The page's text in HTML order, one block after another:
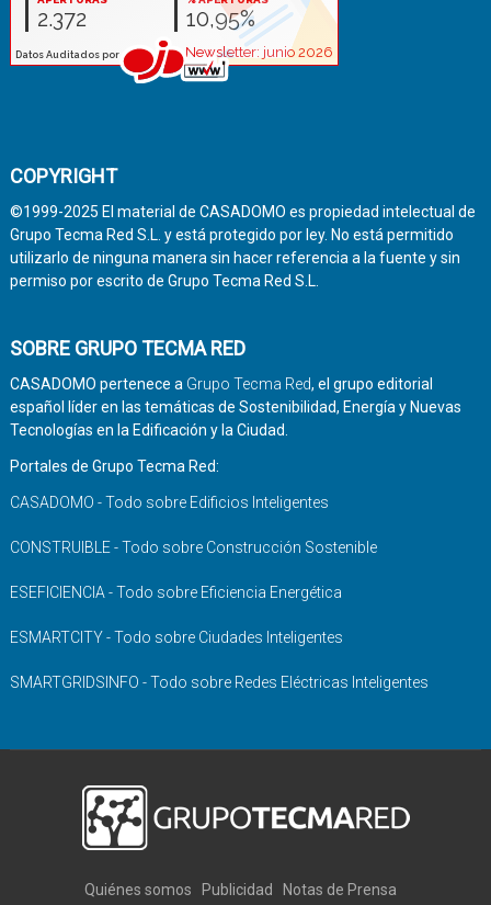
COPYRIGHT
©1999-2025 El material de CASADOMO es propiedad intelectual de
Grupo Tecma Red S.L. y está protegido por ley. No está permitido
utilizarlo de ninguna manera sin hacer referencia a la fuente y sin
permiso por escrito de Grupo Tecma Red S.L.
SOBRE GRUPO TECMA RED
CASADOMO pertenece a Grupo Tecma Red, el grupo editorial
español líder en las temáticas de Sostenibilidad, Energía y Nuevas
Tecnologías en la Edificación y la Ciudad.
Portales de Grupo Tecma Red:
CASADOMO - Todo sobre Edificios Inteligentes
CONSTRUIBLE - Todo sobre Construcción Sostenible
ESEFICIENCIA - Todo sobre Eficiencia Energética
ESMARTCITY - Todo sobre Ciudades Inteligentes
SMARTGRIDSINFO - Todo sobre Redes Eléctricas Inteligentes
Quiénes somos Publicidad
Notas de Prensa